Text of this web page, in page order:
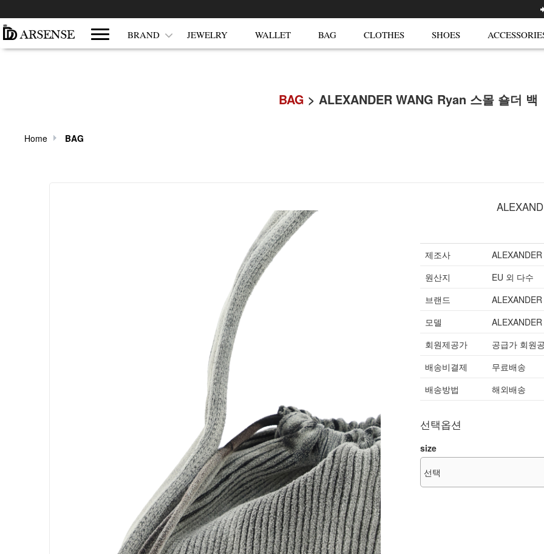
쇼핑몰 카테고리 BRAND JEWELRY WALLET BAG CLOTHES SHOES
BAG > ALEXANDER WANG Ryan 스몰 숄더 백
Home BAG
제조사
원산지
EU 외 다수
브랜드
모델
회원제공가
공급가 회원
배송비결제
무료배송
배송방법
해외배송
선택옵션
size